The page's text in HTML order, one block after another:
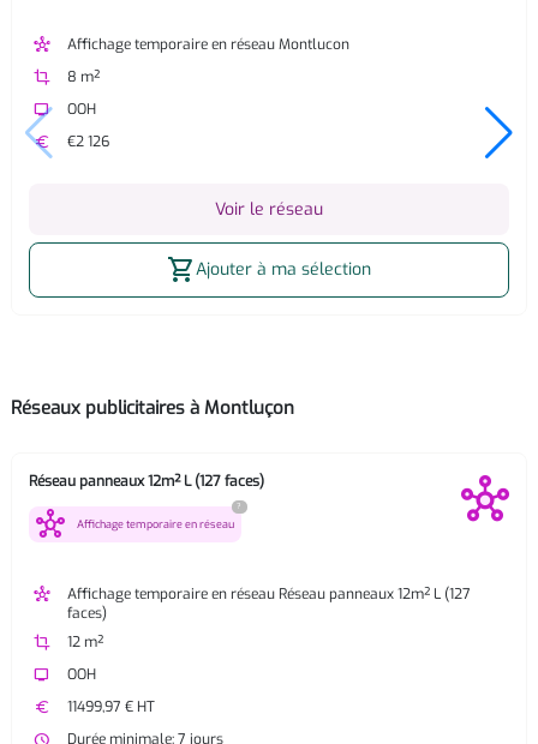
hub
Affichage temporaire en réseau Montlucon
crop
8 m²
tv
OOH
euro
€2 126
Voir le réseau
shopping_cartAjouter à ma sélection
Réseaux publicitaires à Montluçon
Réseau panneaux 12m² L (127 faces)
hub Affichage temporaire en réseau
?
hub
Affichage temporaire en réseau Réseau panneaux 12m² L (127
faces)
crop
12 m²
tv
OOH
euro
11499,97 € HT
watch_later
Durée minimale: 7 jours